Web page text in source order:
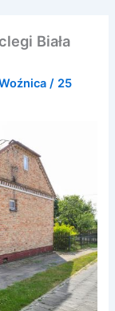
Biała
/ 25